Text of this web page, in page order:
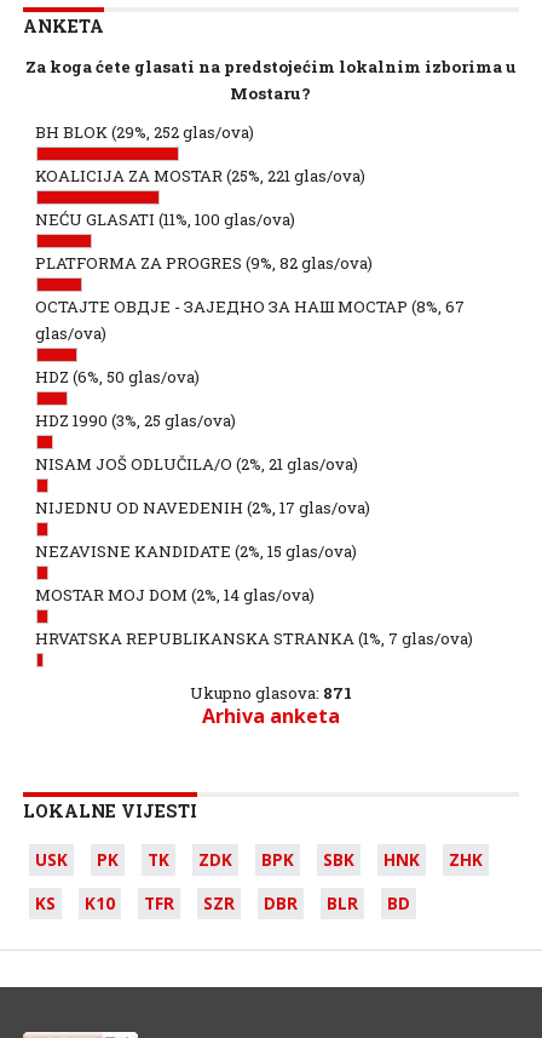
ANKETA
Za koga ćete glasati na predstojećim lokalnim izborima u
Mostaru?
BH BLOK(29%, 252 glas/ova)
KOALICIJA ZA MOSTAR(25%, 221 glas/ova)
NEĆU GLASATI (11%, 100 glas/ova)
PLATFORMA ZA PROGRES (9%, 82 glas/ova)
ОСТАЈТЕ ОВДЈЕ - ЗАЈЕДНО ЗА НАШ МОСТАР (8%, 67
glas/ova)
HDZ (6%, 50 glas/ova)
HDZ 1990 (3%, 25 glas/ova)
NISAM JOŠ ODLUČILA/O (2%, 21 glas/ova)
NIJEDNU OD NAVEDENIH (2%, 17 glas/ova)
NEZAVISNE KANDIDATE (2%, 15 glas/ova)
MOSTAR MOJ DOM (2%, 14 glas/ova)
HRVATSKA REPUBLIKANSKA STRANKA(1%, 7 glas/ova)
Ukupno glasova: 871
Arhiva anketa
LOKALNE VIJESTI
USK PK TK ZDK BPK SBK HNK
ZHK
KS
K10 TFR SZR DBR BLR BD